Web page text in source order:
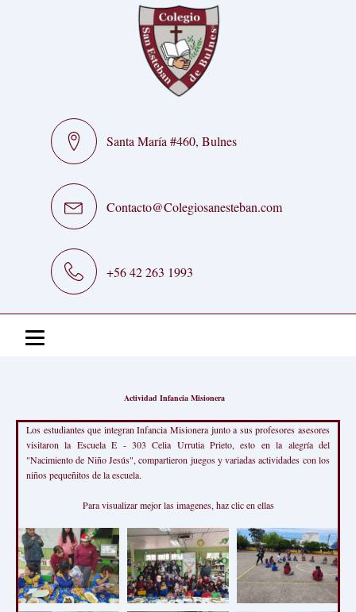
Santa María #460, Bulnes
Contacto@Colegiosanesteban.com
+56 42 263 1993
Actividad Infancia Misionera
Los estudiantes que integran Infancia Misionera junto a sus profesores asesores
visitaron la Escuela E - 303 Celia Urrutia Prieto, esto en la alegría del
"Nacimiento de Niño Jesús", compartieron juegos y variadas actividades con los
niños pequeñitos de la escuela.
Para visualizar mejor las imagenes, haz clic en ellas